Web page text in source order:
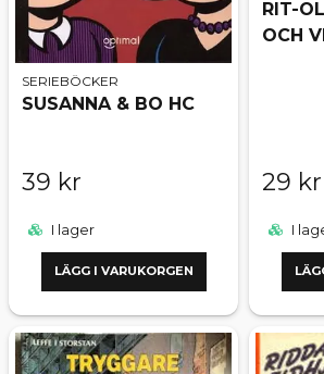
SERIEBÖCKER
SUSANNA & BO HC
39 kr
I lager
LÄGG I VARUKORGEN
RIT-
OCH
29 kr
I